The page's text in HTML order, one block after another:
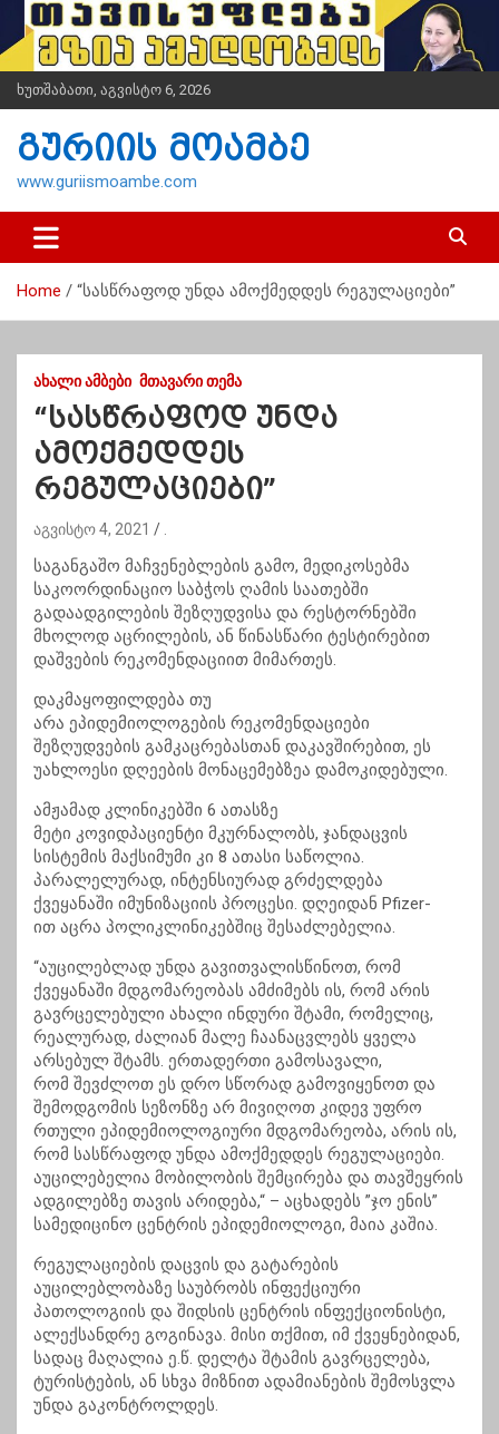
i
t
n
ხუთშაბათი, აგვისტო 6, 2026
გურიის მოამბე
www.guriismoambe.com
Home “სასწრაფოდ უნდა ამოქმედდეს რეგულაციები”
ᲐᲮᲐᲚᲘ ᲐᲛᲑᲔᲑᲘ ᲛᲗᲐᲕᲐᲠᲘ ᲗᲔᲛᲐ
“სასწრაფოდ უნდა
ამოქმედდეს
რეგულაციები”
აგვისტო 4, 2021
საგანგაშო მაჩვენებლების გამო, მედიკოსებმა
საკოორდინაციო საბჭოს ღამის საათებში
გადაადგილების შეზღუდვისა და რესტორნებში
მხოლოდ აცრილების, ან წინასწარი ტესტირებით
დაშვების რეკომენდაციით მიმართეს.
დაკმაყოფილდება თუ
არა ეპიდემიოლოგების რეკომენდაციები
შეზღუდვების გამკაცრებასთან დაკავშირებით, ეს
უახლოესი დღეების მონაცემებზეა დამოკიდებული.
ამჟამად კლინიკებში 6 ათასზე
მეტი კოვიდპაციენტი მკურნალობს, ჯანდაცვის
სისტემის მაქსიმუმი კი 8 ათასი საწოლია.
პარალელურად, ინტენსიურად გრძელდება
ქვეყანაში იმუნიზაციის პროცესი. დღეიდან Pfizer-
ით აცრა პოლიკლინიკებშიც შესაძლებელია.
“აუცილებლად უნდა გავითვალისწინოთ, რომ
ქვეყანაში მდგომარეობას ამძიმებს ის, რომ არის
გავრცელებული ახალი ინდური შტამი, რომელიც,
რეალურად, ძალიან მალე ჩაანაცვლებს ყველა
არსებულ შტამს. ერთადერთი გამოსავალი,
რომ შევძლოთ ეს დრო სწორად გამოვიყენოთ და
შემოდგომის სეზონზე არ მივიღოთ კიდევ უფრო
რთული ეპიდემიოლოგიური მდგომარეობა, არის ის,
რომ სასწრაფოდ უნდა ამოქმედდეს რეგულაციები.
აუცილებელია მობილობის შემცირება და თავშეყრის
ადგილებზე თავის არიდება,“ – აცხადებს ”ჯო ენის”
სამედიცინო ცენტრის ეპიდემიოლოგი, მაია კაშია.
რეგულაციების დაცვის და გატარების
აუცილებლობაზე საუბრობს ინფექციური
პათოლოგიის და შიდსის ცენტრის ინფექციონისტი,
ალექსანდრე გოგინავა. მისი თქმით, იმ ქვეყნებიდან,
სადაც მაღალია ე.წ. დელტა შტამის გავრცელება,
ტურისტების, ან სხვა მიზნით ადამიანების შემოსვლა
უნდა გაკონტროლდეს.